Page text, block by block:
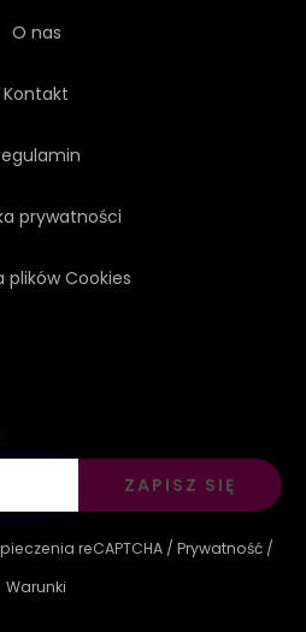
O nas
Kontakt
prywatności
plików Cookies
ZAPISZ SIĘ
reCAPTCHA / Prywatność /
Warunki